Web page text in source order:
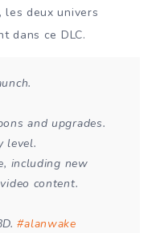
, les deux univers
dans ce DLC.
and upgrades.
level.
including new
content.
#alanwake